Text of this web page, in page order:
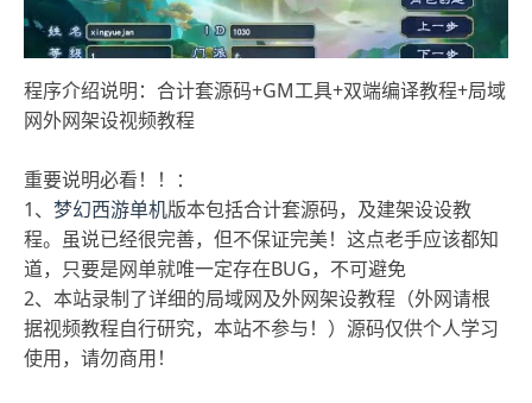
程序介绍说明：合计套源码+GM工具+双端编译教程+局域
网外网架设视频教程
重要说明必看！！：
1、 梦幻西游单机版本包括合计套源码，及建架设设教
程。虽说已经很完善，但不保证完美！这点老手应该都知
道，只要是网单就唯一定存在BUG，不可避免
2、本站录制了详细的局域网及外网架设教程（外网请根
据视频教程自行研究，本站不参与！）源码仅供个人学习
使用，请勿商用！